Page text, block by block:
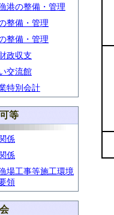
港の整備・管理
整備・管理
整備・管理
政収支
交流館
特別会計
等
係
係
場工事等施工環境
領